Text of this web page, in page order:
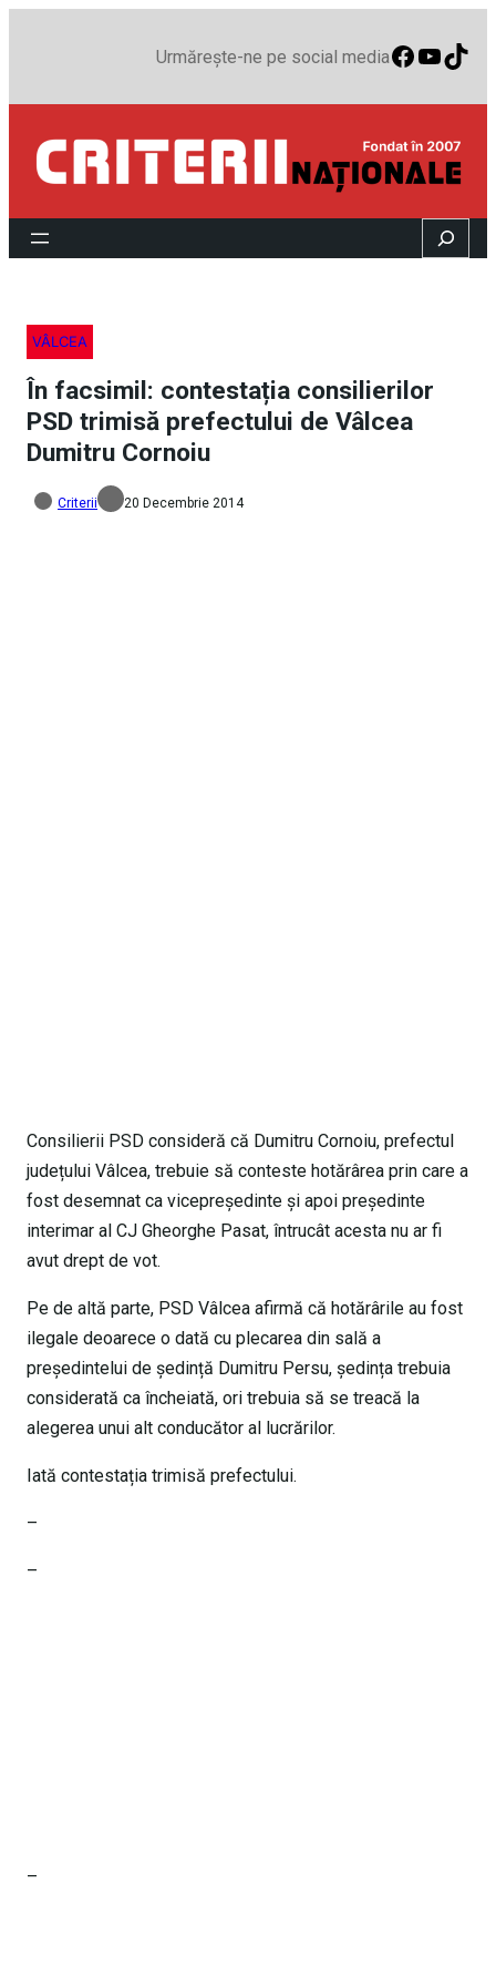
Urmărește-ne pe social media
Search
VÂLCEA
În facsimil: contestația consilierilor
PSD trimisă prefectului de Vâlcea
Dumitru Cornoiu
Criterii 20 Decembrie 2014
Consilierii PSD consideră că Dumitru Cornoiu, prefectul
județului Vâlcea, trebuie să conteste hotărârea prin care a
fost desemnat ca vicepreședinte și apoi președinte
interimar al CJ Gheorghe Pasat, întrucât acesta nu ar fi
avut drept de vot.
Pe de altă parte, PSD Vâlcea afirmă că hotărârile au fost
ilegale deoarece o dată cu plecarea din sală a
președintelui de ședință Dumitru Persu, ședința trebuia
considerată ca încheiată, ori trebuia să se treacă la
alegerea unui alt conducător al lucrărilor.
Iată contestația trimisă prefectului.
–
–
–